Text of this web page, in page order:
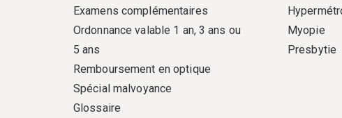
Examens complémentaires
Ordonnance valable 1 an, 3 ans ou
5 ans
Remboursement en optique
Spécial malvoyance
Glossaire
Myopie
Presbytie